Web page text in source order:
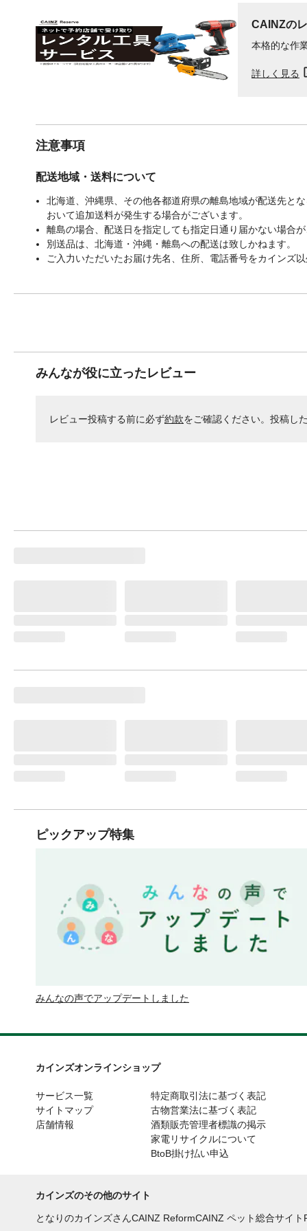
CAINZの
本格的な作
詳しく見る
注意事項
配送地域・送料について
北海道、沖縄県、その他各都道府県の離島地域が配送先と
おいて追加送料が発生する場合がございます。
離島の場合、配送日を指定しても指定日通り届かない場合
別送品は、北海道・沖縄・離島への配送は致しかねます。
ご入力いただいたお届け先名、住所、電話番号をカインズ
みんなが役に立ったレビュー
レビュー投稿する前に必ず約款をご確認ください。投稿し
ピックアップ特集
みんなの声でアップデートしました
カインズオンラインショップ
サービス一覧
サイトマップ
店舗情報
特定商取引法に基づく表記
古物営業法に基づく表記
酒類販売管理者標識の掲示
家電リサイクルについて
BtoB掛け払い申込
カインズのその他のサイト
となりのカインズさんCAINZ ReformCAINZ ペット総合サイト